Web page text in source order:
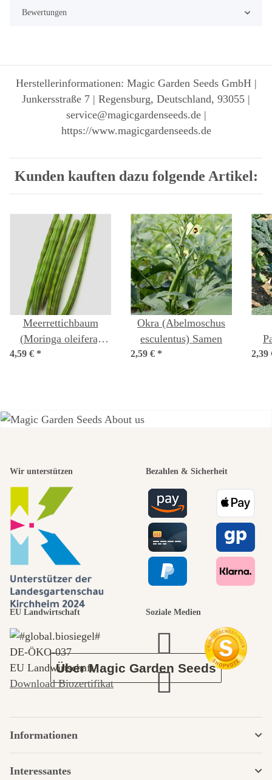
Bewertungen
Herstellerinformationen: Magic Garden Seeds GmbH |
Junkersstraße 7 | Regensburg, Deutschland, 93055 |
service@magicgardenseeds.de |
https://www.magicgardenseeds.de
Kunden kauften dazu folgende Artikel:
Meerrettichbaum
(Moringa oleifera)
4,59 € *
Okra (Abelmoschus
esculentus) Samen
2,59 € * 2,39
schönsten
Wege zu uns
selbst führt
durch den
Garten
Über Magic Garden Seeds
Wir unterstützen Bezahlen & Sicherheit
EU Landwirtschaft
DE‑ÖKO‑037
EU Landwirtschaft
Download Biozertifikat
Soziale Medien
Informationen
Interessantes